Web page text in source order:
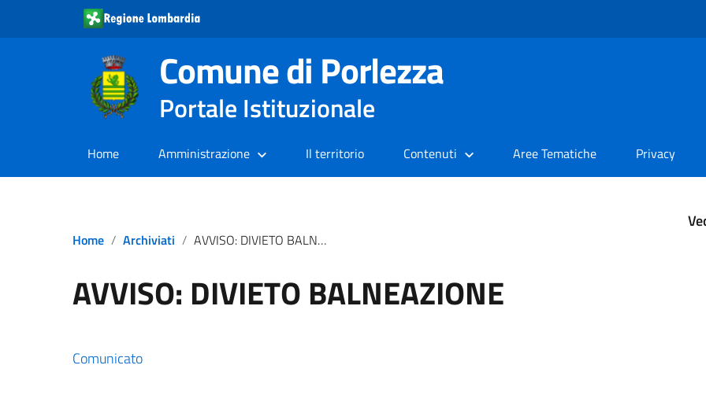
Comune di Porlezza
Portale Istituzionale
Home Amministrazione Il territorio Contenuti Aree Tematiche Privacy
Home Archiviati AVVISO: DIVIETO BALNEAZIONE
AVVISO: DIVIETO BALNEAZIONE
Comunicato